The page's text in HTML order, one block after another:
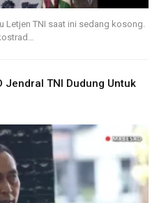
Letjen TNI saat ini sedang kosong.
Jendral TNI Dudung Untuk